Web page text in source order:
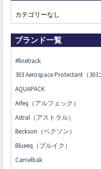
カテゴリーなし
ブランド一覧
#finetrack
303 Aerospace Protectant（
AQUAPACK
Arfeq（アルフェック）
Astral（アストラル）
Beckson（ベクソン）
Blueeq（ブルイク）
Camelbak